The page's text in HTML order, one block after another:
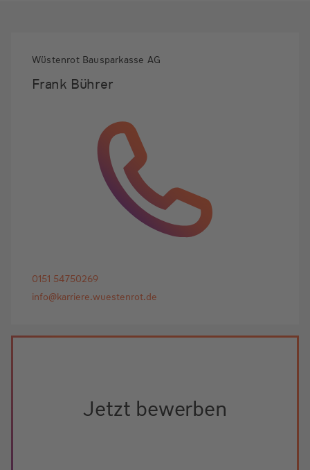
Wüstenrot Bausparkasse AG
Frank Bührer
0151 54750269
info@karriere.wuestenrot.de
Jetzt bewerben